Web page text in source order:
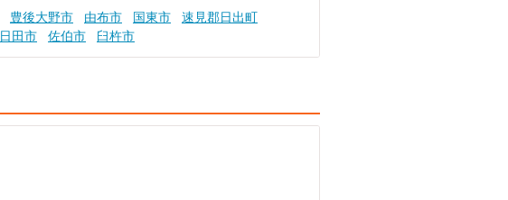
豊後大野市 由布市 国東市
速見郡日出町
日田市 佐伯市 臼杵市